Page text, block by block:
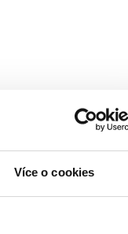
Více o cookies